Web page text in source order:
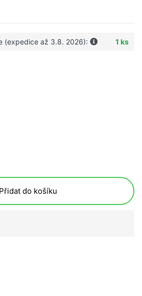
(expedice až 3.8. 2026): 1 ks
Přidat do košíku